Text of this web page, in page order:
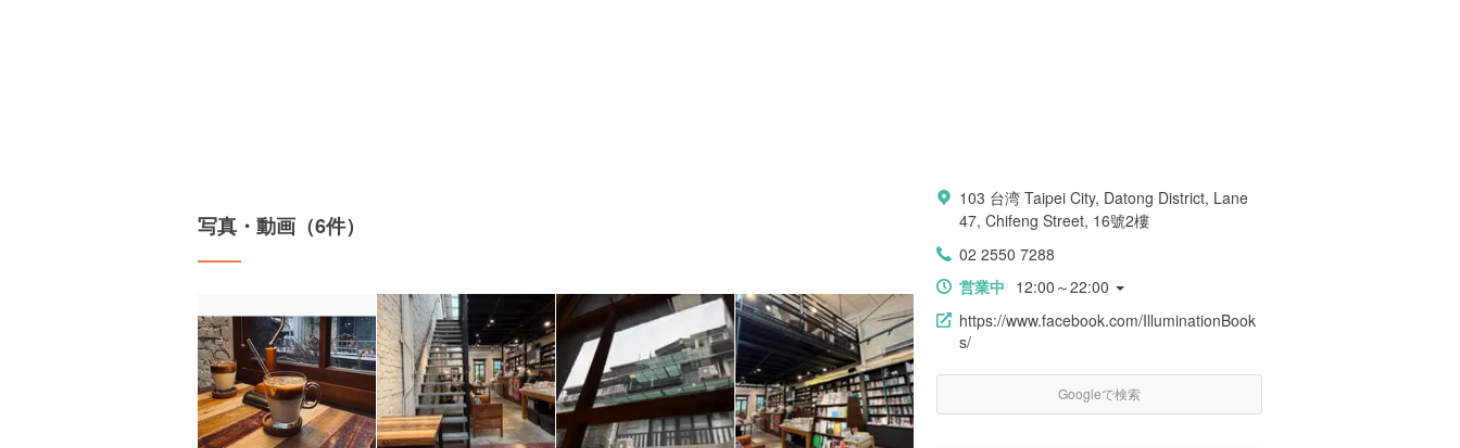
写真・動画（6件）
103 台湾 Taipei City, Datong District, Lane
47, Chifeng Street, 16號2樓
02 2550 7288
営業中 12:00～22:00
https://www.facebook.com/IlluminationBook
s/
Googleで検索